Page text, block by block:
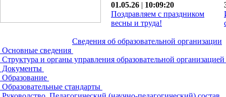
01.05.26 | 10:09:20
Поздравляем с праздником
весны и труда!
Сведения об образовательной организации
Основные сведения
Структура и органы управления образовательной организацией
Документы
Образование
Образовательные стандарты